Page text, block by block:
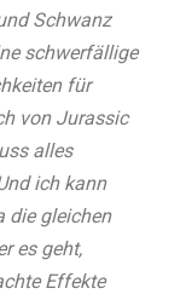
Schwanz
schwerfällige
für
von Jurassic
alles
ich kann
die gleichen
es geht,
Effekte